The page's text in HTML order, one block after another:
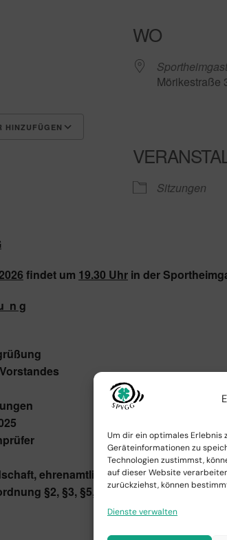
Um dir ein optimales Erlebnis
Geräteinformationen zu
Technologien zustimmst,
auf dieser Website
zurückziehst, können
Dienste verwalten
HINZUFÜGEN
Google Kalender
WO
Mörikestraße
Sitzungen
findet um 19.30 Uhr in der
n g
ehrenamtliche Mitarbeiter, u. w.)
§2, §3, §5, §8, §10, §12